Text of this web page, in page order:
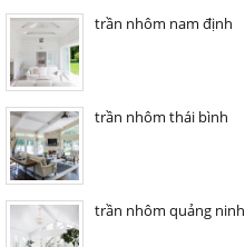
trần nhôm nam định
trần nhôm thái bình
trần nhôm quảng ninh